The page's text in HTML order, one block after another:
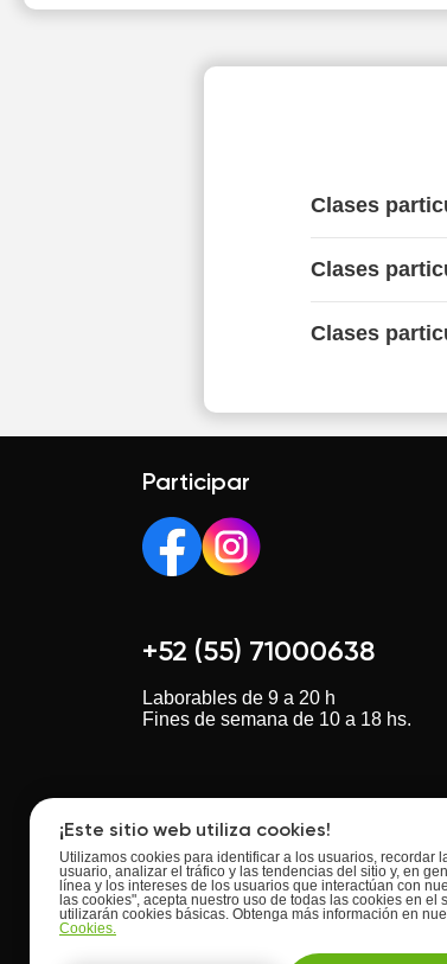
Clases
Clases
Clases
Participar
+52 (55) 71000638
Laborables de 9 a 20 h
Fines de semana de 10 a 18 hs.
Opiniones de los
¡Este sitio web utiliza cookies!
Utilizamos cookies para identificar a los usuarios, recordar
usuario, analizar el tráfico y las tendencias del sitio y, en
línea y los intereses de los usuarios que interactúan con
las cookies", acepta nuestro uso de todas las cookies en el
utilizarán cookies básicas. Obtenga más información en
Cookies.